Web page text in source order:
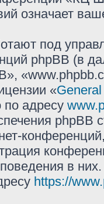
означает
под
phpBB (в
«
по адресу
phpBB
в
https://